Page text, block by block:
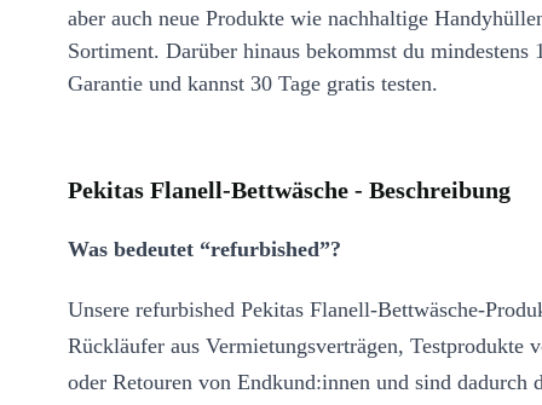
aber auch neue Produkte wie nachhaltige
Sortiment. Darüber hinaus bekommst du mindestens
Garantie und kannst 30 Tage gratis testen.
Pekitas Flanell-Bettwäsche - Beschreibung
Was bedeutet “refurbished”?
Unsere refurbished Pekitas Flanell-Bettwäsche-
Rückläufer aus Vermietungsverträgen, Testprodukte
oder Retouren von Endkund:innen und sind dadurch